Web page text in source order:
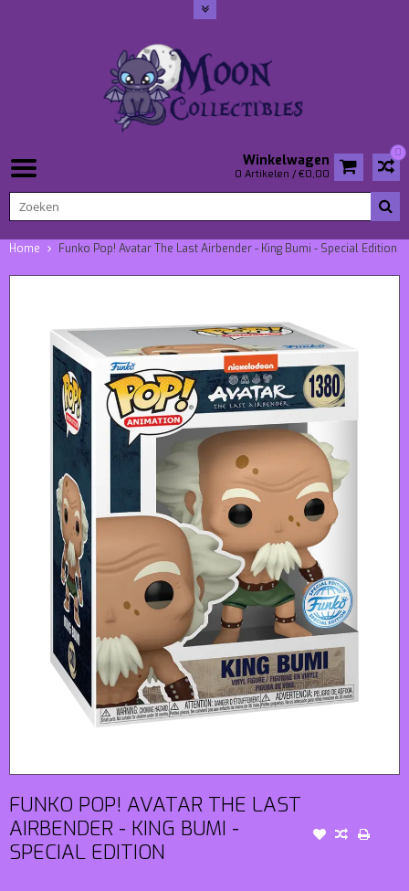
0
Winkelwagen
0 Artikelen / €0,00
Home Funko Pop! Avatar The Last Airbender - King Bumi - Special Edition
FUNKO POP! AVATAR THE LAST
AIRBENDER - KING BUMI -
SPECIAL EDITION